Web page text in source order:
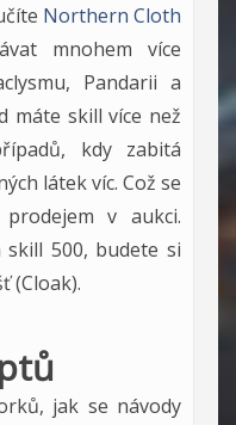
Northern Cloth
mnohem více
Pandarii a
máte skill více než
kdy zabitá
látek víc. Což se
v aukci.
500, budete si
(Cloak).
jak se návody